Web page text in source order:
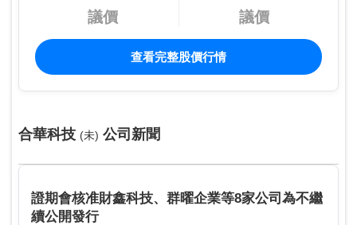
議價 議價
查看完整股價行情
合華科技 (未) 公司新聞
證期會核准財鑫科技、群曜企業等8家公司為不繼
續公開發行